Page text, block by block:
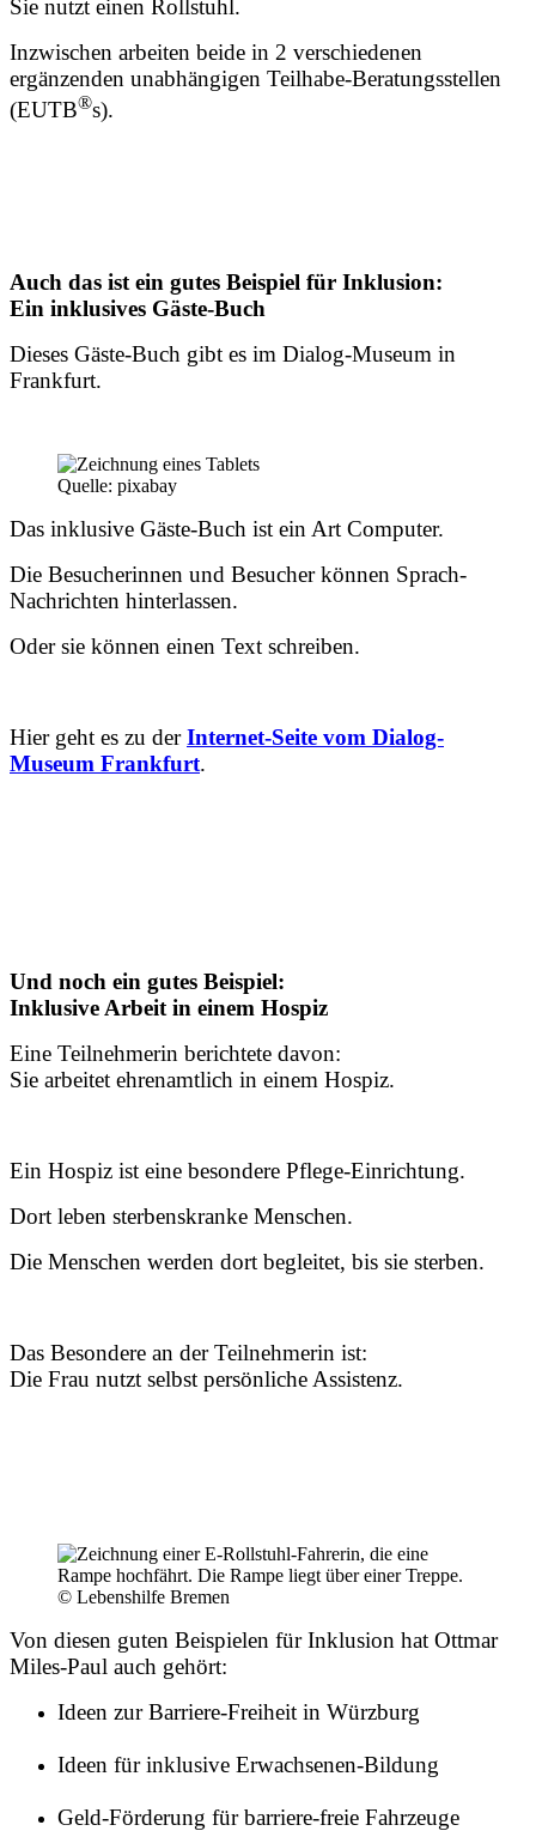
Sie nutzt einen Rollstuhl.
Inzwischen arbeiten beide in 2 verschiedenen
ergänzenden unabhängigen Teilhabe-Beratungsstellen
(EUTB®s).
Auch das ist ein gutes Beispiel für Inklusion:
Ein inklusives Gäste-Buch
Dieses Gäste-Buch gibt es im Dialog-Museum in
Frankfurt.
Quelle: pixabay
Das inklusive Gäste-Buch ist ein Art Computer.
Die Besucherinnen und Besucher können Sprach-
Nachrichten hinterlassen.
Oder sie können einen Text schreiben.
Hier geht es zu der Internet-Seite vom Dialog-
Museum Frankfurt.
Und noch ein gutes Beispiel:
Inklusive Arbeit in einem Hospiz
Eine Teilnehmerin berichtete davon:
Sie arbeitet ehrenamtlich in einem Hospiz.
Ein Hospiz ist eine besondere Pflege-Einrichtung.
Dort leben sterbenskranke Menschen.
Die Menschen werden dort begleitet, bis sie sterben.
Das Besondere an der Teilnehmerin ist:
Die Frau nutzt selbst persönliche Assistenz.
© Lebenshilfe Bremen
Von diesen guten Beispielen für Inklusion hat Ottmar
Miles-Paul auch gehört:
Ideen zur Barriere-Freiheit in Würzburg
Ideen für inklusive Erwachsenen-Bildung
Geld-Förderung für barriere-freie Fahrzeuge